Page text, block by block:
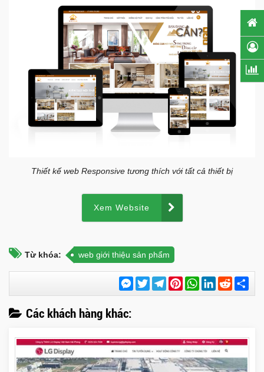
Thiết kế web Responsive tương thích với tất cả thiết bị
Xem Website
Từ khóa: web giới thiệu sản phẩm
Messenger
TwitterTelegramPinterestWhatsApp
LinkedInReddit
Các khách hàng khác: